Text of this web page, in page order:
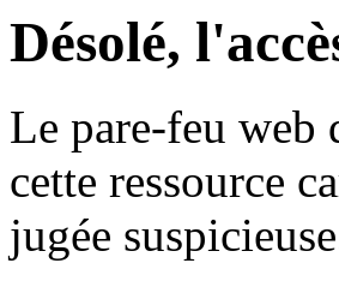
Désolé,
Le pare-feu web
cette ressource
jugée